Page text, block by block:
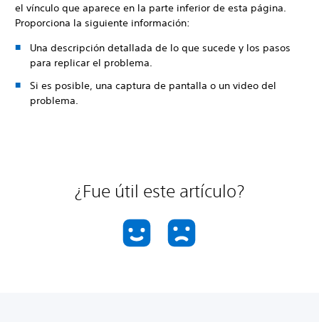
el vínculo que aparece en la parte inferior de esta página.
Proporciona la siguiente información:
Una descripción detallada de lo que sucede y los pasos
para replicar el problema.
Si es posible, una captura de pantalla o un video del
problema.
¿Fue útil este artículo?